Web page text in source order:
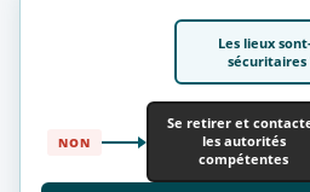
Les lieux
sécuritaires
NON
Se retirer et
les autorités
compétentes